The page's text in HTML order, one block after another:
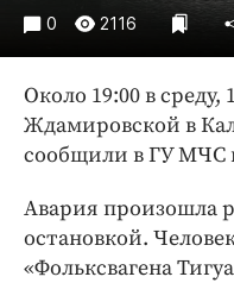
Издания
Медиаперсона
Интересное
Клиника года
Бренд года
Работодатель
0 2116
Около 19:00 в среду,
Ждамировской в
сообщили в ГУ МЧС
Авария произошла
остановкой.
«Фольксвагена